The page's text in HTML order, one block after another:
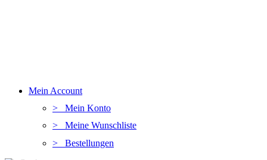
Mein Account
> Mein Konto
> Meine Wunschliste
> Bestellungen